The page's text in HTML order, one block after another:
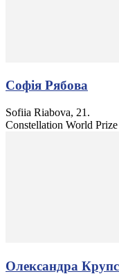
Софія Рябова
Sofiia Riabova, 21.
Constellation World Prize
Олександра